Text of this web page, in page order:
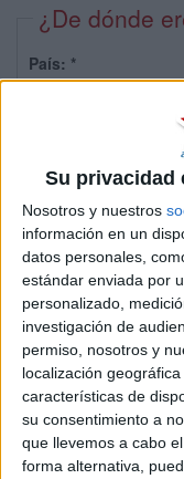
Su privacidad
Nosotros y nuestros
información en un
datos personales,
estándar enviada por
personalizado,
investigación de
permiso, nosotros y
localización
características de
su consentimiento a
que llevemos a cabo
forma alternativa,
¿De dónde
País: *
Sobre ti
Soy:*
Chico
Chica
¿En qué año